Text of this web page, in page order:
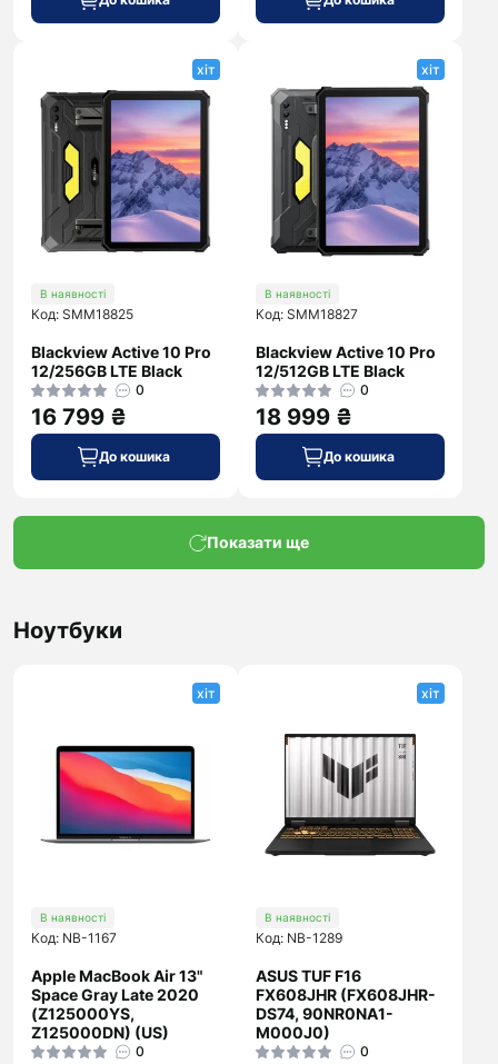
хіт
В наявності
Код: SMM18825
Blackview Active 10 Pro
12/256GB LTE Black
0
16 799 ₴
До кошика
хіт
В наявності
Код: SMM18827
Blackview Active 10 Pro
12/512GB LTE Black
0
18 999 ₴
До кошика
Показати ще
Ноутбуки
хіт
В наявності
Код: NB-1167
Apple MacBook Air 13"
Space Gray Late 2020
(Z125000YS,
Z125000DN) (US)
0
хіт
В наявності
Код: NB-1289
ASUS TUF F16
FX608JHR (FX608JHR-
DS74, 90NR0NA1-
M000J0)
0